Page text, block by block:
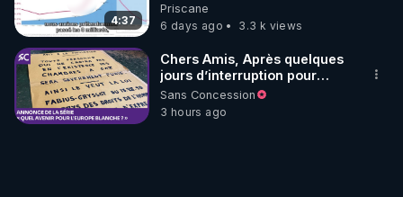
4:37
Priscane
6 days ago
3.3 k views
Chers Amis, Après quelques
jours d’interruption pour
clarifier ma position
concernant le nombre de
juifs disparus pendant la
Sans Concession
3 hours ago